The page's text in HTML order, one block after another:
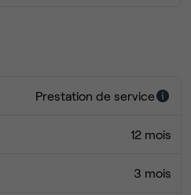
Prestation de service
12 mois
3 mois